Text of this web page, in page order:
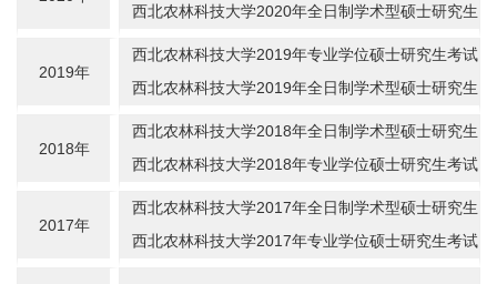
招生章程（含专业目录）
西北农林科技大学2020年全日制学术型硕士研究生
考试招生章程（含专业目录）
2019年
西北农林科技大学2019年专业学位硕士研究生考试
招生章程
西北农林科技大学2019年全日制学术型硕士研究生
考试招生章程
2018年
西北农林科技大学2018年全日制学术型硕士研究生
考试招生章程
西北农林科技大学2018年专业学位硕士研究生考试
招生章程
2017年
西北农林科技大学2017年全日制学术型硕士研究生
考试招生简章
西北农林科技大学2017年专业学位硕士研究生考试